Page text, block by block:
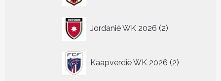
Jordanië WK 2026 2
producten
Kaapverdië WK 2026 2
producten